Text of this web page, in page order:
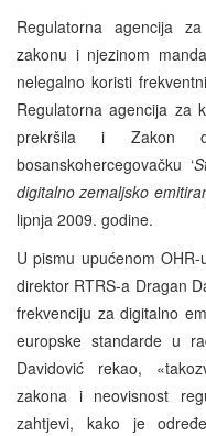
Regulatorna agencija
zakonu i njezinom
nelegalno koristi
Regulatorna agencija za
prekršila i Zakon
bosanskohercegovačku ‘
digitalno zemaljsko
lipnja 2009. godine.
U pismu upućenom
direktor RTRS-a Dragan
frekvenciju za digitalno
europske standarde u
Davidović rekao,
zakona i neovisnost
zahtjevi, kako je